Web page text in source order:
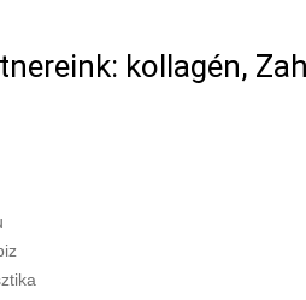
kollagén,